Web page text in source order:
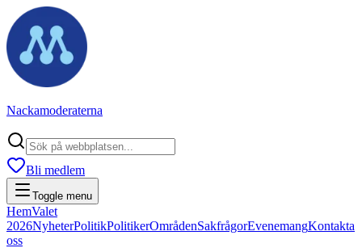
Nackamoderaterna
Bli medlem
Toggle menu
HemValet
2026NyheterPolitikPolitikerOmrådenSakfrågorEvenemangKontakta
oss